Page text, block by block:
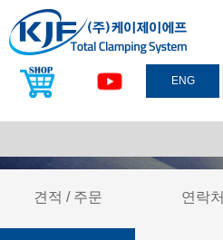
ENG
견적 / 주문 연락처